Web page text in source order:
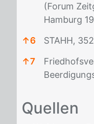
(Forum
Hamburg
↑6
STAHH,
↑7
Quel­len